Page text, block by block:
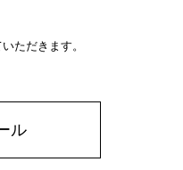
ただきます。
ル